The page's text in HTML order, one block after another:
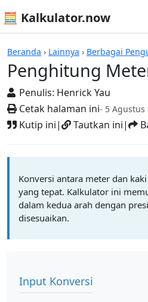
🧮 Kalkulator.now
Beranda › Lainnya › Berbagai
Penghitung
Penulis: Henrick Yau
Cetak halaman ini- 5 Agustus
Kutip ini| Tautkan ini|
Kalkulator-
Konversi antara meter dan
yang tepat. Kalkulator ini
dalam kedua arah dengan
disesuaikan.
Input Konversi